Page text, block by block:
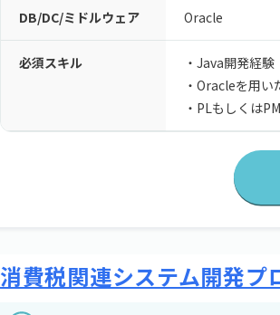
DB/DC/ミドルウェア Oracle
必須スキル
・Java開発経験
・Oracleを用
・PLもしくは
消費税関連システム開発